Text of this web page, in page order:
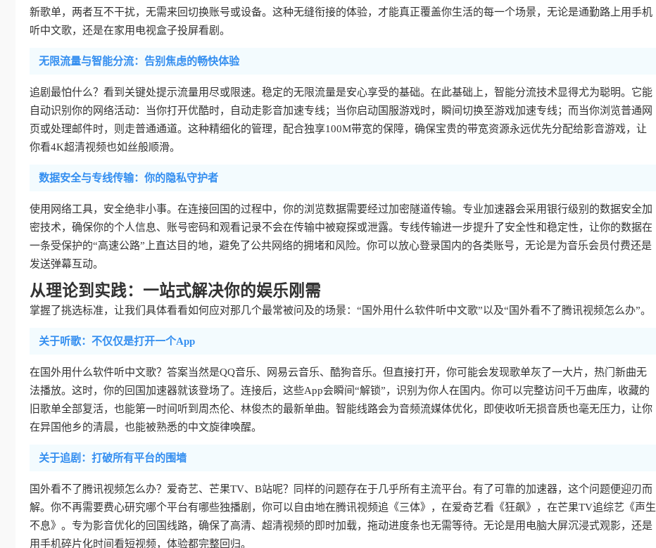
新歌单，两者互不干扰，无需来回切换账号或设备。这种无缝衔接的体验，才能真正覆盖你生活的每一个场景，无论是通勤路上用手机
听中文歌，还是在家用电视盒子投屏看剧。
无限流量与智能分流：告别焦虑的畅快体验
追剧最怕什么？看到关键处提示流量用尽或限速。稳定的无限流量是安心享受的基础。在此基础上，智能分流技术显得尤为聪明。它能
自动识别你的网络活动：当你打开优酷时，自动走影音加速专线；当你启动国服游戏时，瞬间切换至游戏加速专线；而当你浏览普通网
页或处理邮件时，则走普通通道。这种精细化的管理，配合独享100M带宽的保障，确保宝贵的带宽资源永远优先分配给影音游戏，让
你看4K超清视频也如丝般顺滑。
数据安全与专线传输：你的隐私守护者
使用网络工具，安全绝非小事。在连接回国的过程中，你的浏览数据需要经过加密隧道传输。专业加速器会采用银行级别的数据安全加
密技术，确保你的个人信息、账号密码和观看记录不会在传输中被窥探或泄露。专线传输进一步提升了安全性和稳定性，让你的数据在
一条受保护的“高速公路”上直达目的地，避免了公共网络的拥堵和风险。你可以放心登录国内的各类账号，无论是为音乐会员付费还是
发送弹幕互动。
从理论到实践：一站式解决你的娱乐刚需
掌握了挑选标准，让我们具体看看如何应对那几个最常被问及的场景：“国外用什么软件听中文歌”以及“国外看不了腾讯视频怎么办”。
关于听歌：不仅仅是打开一个App
在国外用什么软件听中文歌？答案当然是QQ音乐、网易云音乐、酷狗音乐。但直接打开，你可能会发现歌单灰了一大片，热门新曲无
法播放。这时，你的回国加速器就该登场了。连接后，这些App会瞬间“解锁”，识别为你人在国内。你可以完整访问千万曲库，收藏的
旧歌单全部复活，也能第一时间听到周杰伦、林俊杰的最新单曲。智能线路会为音频流媒体优化，即使收听无损音质也毫无压力，让你
在异国他乡的清晨，也能被熟悉的中文旋律唤醒。
关于追剧：打破所有平台的围墙
国外看不了腾讯视频怎么办？爱奇艺、芒果TV、B站呢？同样的问题存在于几乎所有主流平台。有了可靠的加速器，这个问题便迎刃而
解。你不再需要费心研究哪个平台有哪些独播剧，你可以自由地在腾讯视频追《三体》，在爱奇艺看《狂飙》，在芒果TV追综艺《声生
不息》。专为影音优化的回国线路，确保了高清、超清视频的即时加载，拖动进度条也无需等待。无论是用电脑大屏沉浸式观影，还是
用手机碎片化时间看短视频，体验都完整回归。